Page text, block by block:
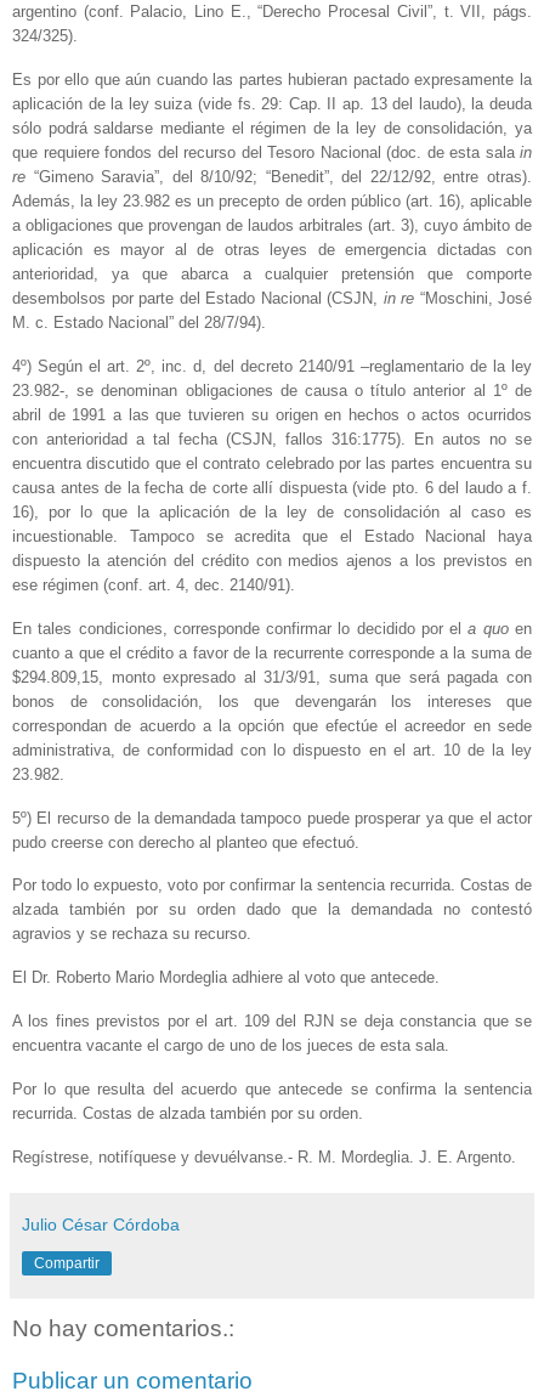
argentino (conf. Palacio, Lino E., “Derecho Procesal Civil”, t. VII, págs.
324/325).
Es por ello que aún cuando las partes hubieran pactado expresamente la
aplicación de la ley suiza (vide fs. 29: Cap. II ap. 13 del laudo), la deuda
sólo podrá saldarse mediante el régimen de la ley de consolidación, ya
que requiere fondos del recurso del Tesoro Nacional (doc. de esta sala in
re “Gimeno Saravia”, del 8/10/92; “Benedit”, del 22/12/92, entre otras).
Además, la ley 23.982 es un precepto de orden público (art. 16), aplicable
a obligaciones que provengan de laudos arbitrales (art. 3), cuyo ámbito de
aplicación es mayor al de otras leyes de emergencia dictadas con
anterioridad, ya que abarca a cualquier pretensión que comporte
desembolsos por parte del Estado Nacional (CSJN, in re “Moschini, José
M. c. Estado Nacional” del 28/7/94).
4º) Según el art. 2º, inc. d, del decreto 2140/91 –reglamentario de la ley
23.982-, se denominan obligaciones de causa o título anterior al 1º de
abril de 1991 a las que tuvieren su origen en hechos o actos ocurridos
con anterioridad a tal fecha (CSJN, fallos 316:1775). En autos no se
encuentra discutido que el contrato celebrado por las partes encuentra su
causa antes de la fecha de corte allí dispuesta (vide pto. 6 del laudo a f.
16), por lo que la aplicación de la ley de consolidación al caso es
incuestionable. Tampoco se acredita que el Estado Nacional haya
dispuesto la atención del crédito con medios ajenos a los previstos en
ese régimen (conf. art. 4, dec. 2140/91).
En tales condiciones, corresponde confirmar lo decidido por ela quoen
cuanto a que el crédito a favor de la recurrente corresponde a la suma de
$294.809,15, monto expresado al 31/3/91, suma que será pagada con
bonos de consolidación, los que devengarán los intereses que
correspondan de acuerdo a la opción que efectúe el acreedor en sede
administrativa, de conformidad con lo dispuesto en el art. 10 de la ley
23.982.
5º) El recurso de la demandada tampoco puede prosperar ya que el actor
pudo creerse con derecho al planteo que efectuó.
Por todo lo expuesto, voto por confirmar la sentencia recurrida. Costas de
alzada también por su orden dado que la demandada no contestó
agravios y se rechaza su recurso.
El Dr. Roberto Mario Mordeglia adhiere al voto que antecede.
A los fines previstos por el art. 109 del RJN se deja constancia que se
encuentra vacante el cargo de uno de los jueces de esta sala.
Por lo que resulta del acuerdo que antecede se confirma la sentencia
recurrida. Costas de alzada también por su orden.
Regístrese, notifíquese y devuélvanse.- R. M. Mordeglia. J. E. Argento.
Julio César Córdoba
Compartir
No hay comentarios.:
Publicar un comentario